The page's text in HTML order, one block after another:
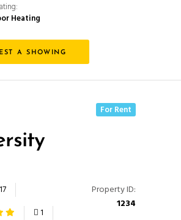
Heating
A SHOWING
For Rent
1
Property ID:
1234
mejorar la
funcionalidad
y estructura
de la web,
cómo se usa
nuestra web